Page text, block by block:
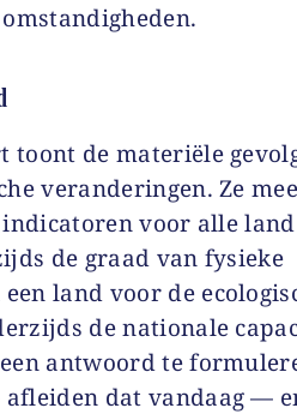
toont de materiële
veranderingen. Ze
voor alle
de graad van fysieke
land voor de
de nationale
antwoord te
dat vandaag —